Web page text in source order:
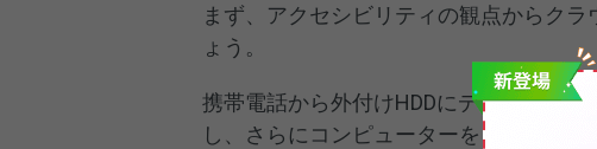
まず、アクセシビリティの観点からク
ょう。
携帯電話から外付けHDDにデータを転
し、さらにコンピューターをドライブ